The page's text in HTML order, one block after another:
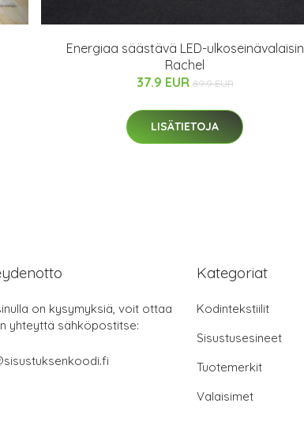
Energiaa säästävä LED-ulkoseinävalaisin
Rachel
37.9 EUR 89.9 EUR
LISÄTIETOJA
on kysymyksiä, voit ottaa
yhteyttä sähköpostitse:
Kategoriat
Kodintekstiilit
Sisustusesineet
Tuotemerkit
Valaisimet